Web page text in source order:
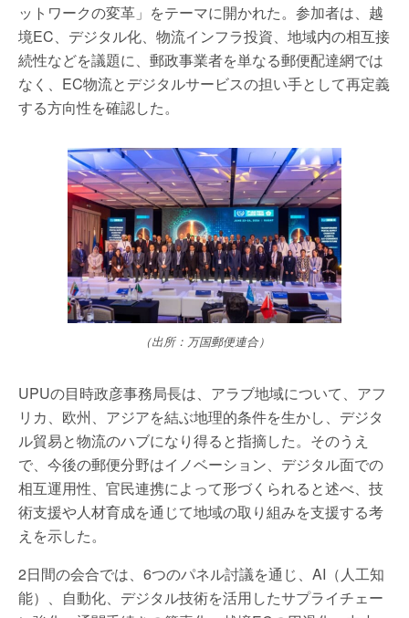
ットワークの変革」をテーマに開かれた。参加者は、越
境EC、デジタル化、物流インフラ投資、地域内の相互接
続性などを議題に、郵政事業者を単なる郵便配達網では
なく、EC物流とデジタルサービスの担い手として再定義
する方向性を確認した。
（出所：万国郵便連合）
UPUの目時政彦事務局長は、アラブ地域について、アフ
リカ、欧州、アジアを結ぶ地理的条件を生かし、デジタ
ル貿易と物流のハブになり得ると指摘した。そのうえ
で、今後の郵便分野はイノベーション、デジタル面での
相互運用性、官民連携によって形づくられると述べ、技
術支援や人材育成を通じて地域の取り組みを支援する考
えを示した。
2日間の会合では、6つのパネル討議を通じ、AI（人工知
能）、自動化、デジタル技術を活用したサプライチェー